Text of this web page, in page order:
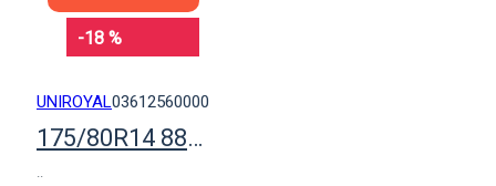
-18 %
UNIROYAL03612560000
175/80R14 88T Uniroyal RainExpert 5
..